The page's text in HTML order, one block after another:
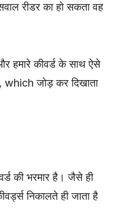
रीडर का हो सकता वह
हमारे कीवर्ड के साथ ऐसे
जोड़ कर दिखाता
की भरमार है। जैसे ही
निकालते ही जाता है